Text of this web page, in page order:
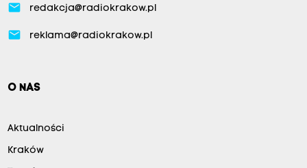
email redakcja@radiokrakow.pl
email reklama@radiokrakow.pl
O NAS
Aktualności
Kraków